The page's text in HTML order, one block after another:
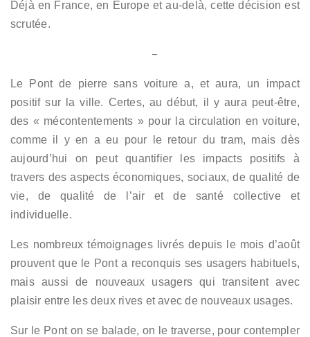
Déjà en France, en Europe et au-delà, cette décision est
scrutée.
–
Le Pont de pierre sans voiture a, et aura, un impact
positif sur la ville. Certes, au début, il y aura peut-être,
des « mécontentements » pour la circulation en voiture,
comme il y en a eu pour le retour du tram, mais dès
aujourd’hui on peut quantifier les impacts positifs à
travers des aspects économiques, sociaux, de qualité de
vie, de qualité de l’air et de santé collective et
individuelle.
Les nombreux témoignages livrés depuis le mois d’août
prouvent que le Pont a reconquis ses usagers habituels,
mais aussi de nouveaux usagers qui transitent avec
plaisir entre les deux rives et avec de nouveaux usages.
Sur le Pont on se balade, on le traverse, pour contempler